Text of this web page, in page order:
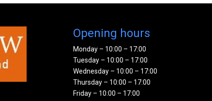
Opening hours
Monday – 10:00 – 17:00
Tuesday – 10:00 – 17:00
Wednesday – 10:00 – 17:00
Thursday – 10:00 – 17:00
Friday – 10:00 – 17:00